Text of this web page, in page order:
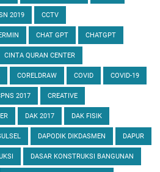
2019 CCTV
CHAT GPT CHATGPT
CINTA QURAN CENTER
CORELDRAW COVID COVID-19
2017 CREATIVE
DAK 2017 DAK FISIK
DAPODIK DIKDASMEN DAPUR
DASAR KONSTRUKSI BANGUNAN